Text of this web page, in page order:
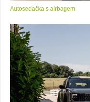
Autosedačka s airbagem